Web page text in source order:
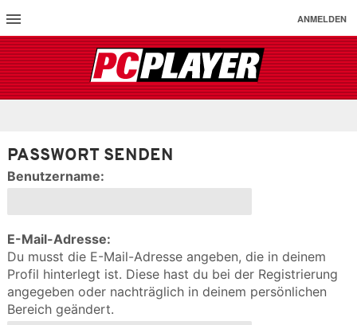
ANMELDEN
PASSWORT SENDEN
Benutzername:
E-Mail-Adresse:
Du musst die E-Mail-Adresse angeben, die in deinem
Profil hinterlegt ist. Diese hast du bei der Registrierung
angegeben oder nachträglich in deinem persönlichen
Bereich geändert.